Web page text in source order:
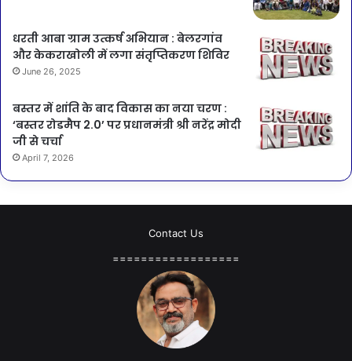
धरती आबा ग्राम उत्कर्ष अभियान : बेलरगांव
और केकराखोली में लगा संतृप्तिकरण शिविर
June 26, 2025
बस्तर में शांति के बाद विकास का नया चरण :
‘बस्तर रोडमैप 2.0’ पर प्रधानमंत्री श्री नरेंद्र मोदी
जी से चर्चा
April 7, 2026
Contact Us
==================